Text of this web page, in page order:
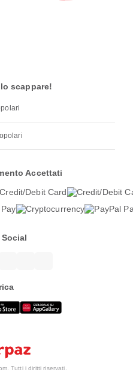
scappare!
Accettati
Tutti i diritti riservati.